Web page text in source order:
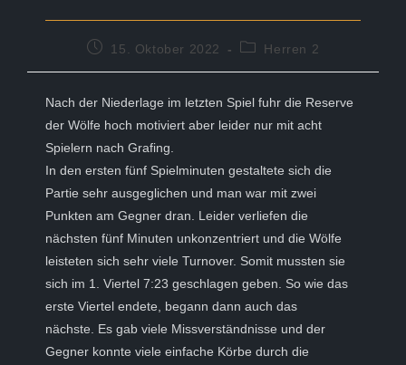
Beitrag15. Oktober 2022
Beitrags-
Herren 2
Nach der Niederlage im letzten Spiel fuhr die Reserve
der Wölfe hoch motiviert aber leider nur mit acht
Spielern nach Grafing.
In den ersten fünf Spielminuten gestaltete sich die
Partie sehr ausgeglichen und man war mit zwei
Punkten am Gegner dran. Leider verliefen die
nächsten fünf Minuten unkonzentriert und die Wölfe
leisteten sich sehr viele Turnover. Somit mussten sie
sich im 1. Viertel 7:23 geschlagen geben. So wie das
erste Viertel endete, begann dann auch das
nächste. Es gab viele Missverständnisse und der
Gegner konnte viele einfache Körbe durch die